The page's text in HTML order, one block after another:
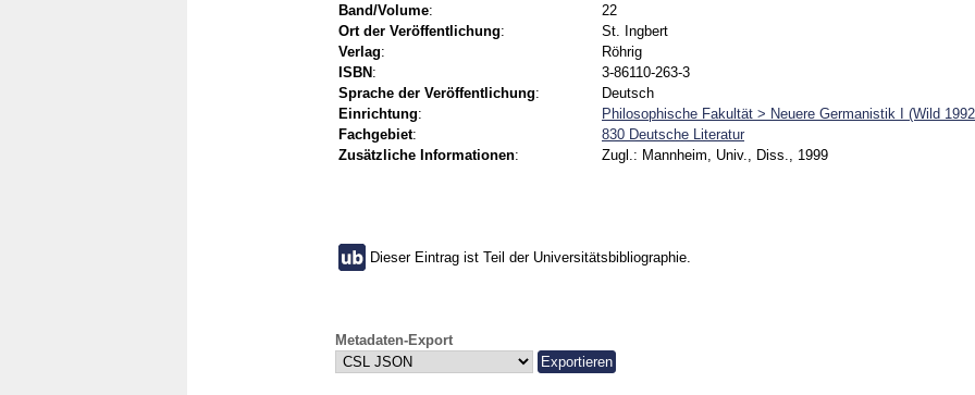
Band/Volume:
22
Ort der Veröffentlichung:
St. Ingbert
Verlag:
Röhrig
ISBN :
3-86110-263-3
Sprache der Veröffentlichung:
Deutsch
Einrichtung:
Philosophische Fakultät > Neuere Germanistik I (Wild
Fachgebiet:
830 Deutsche Literatur
Zusätzliche Informationen: Zugl.: Mannheim, Univ., Diss., 1999
Dieser Eintrag ist Teil der Universitätsbibliographie.
Metadaten-Export